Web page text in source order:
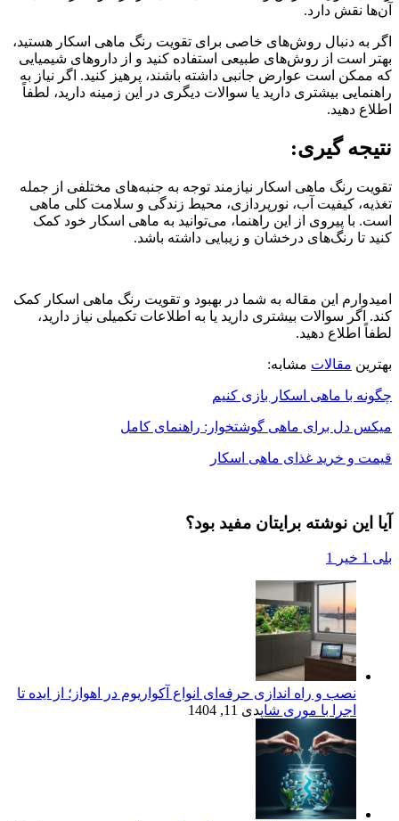
آن‌ها نقش دارد.
اگر به دنبال روش‌های خاصی برای تقویت رنگ ماهی اسکار هستید،
بهتر است از روش‌های طبیعی استفاده کنید و از داروهای شیمیایی
که ممکن است عوارض جانبی داشته باشند، پرهیز کنید. اگر نیاز به
راهنمایی بیشتری دارید یا سوالات دیگری در این زمینه دارید، لطفاً
اطلاع دهید.
نتیجه گیری:
تقویت رنگ ماهی اسکار نیازمند توجه به جنبه‌های مختلفی از جمله
تغذیه، کیفیت آب، نورپردازی، محیط زندگی و سلامت کلی ماهی
است. با پیروی از این راهنما، می‌توانید به ماهی اسکار خود کمک
کنید تا رنگ‌های درخشان و زیبایی داشته باشد.
امیدوارم این مقاله به شما در بهبود و تقویت رنگ ماهی اسکار کمک
کند. اگر سوالات بیشتری دارید یا به اطلاعات تکمیلی نیاز دارید،
لطفاً اطلاع دهید.
بهترین مقالات مشابه:
چگونه با ماهی اسکار بازی کنیم
میکس دل برای ماهی گوشتخوار: راهنمای کامل
قیمت و خرید غذای ماهی اسکار
آیا این نوشته برایتان مفید بود؟
بلی 1 خیر 1
نصب و راه‌ اندازی حرفه‌ای انواع آکواریوم در اهواز؛ از ایده تا
اجرا با موری شاپدی 11, 1404